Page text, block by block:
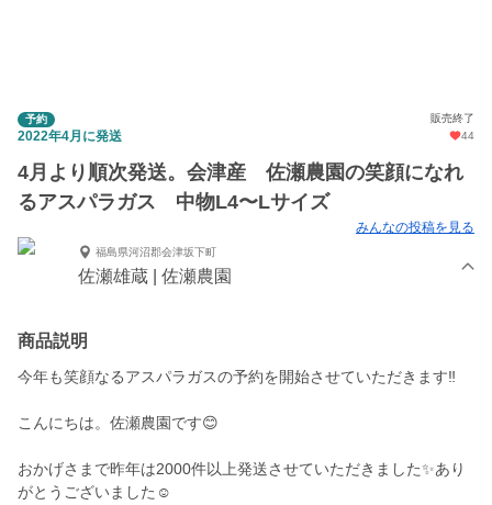
予約 販売終了
2022年4月に発送 44
4月より順次発送。会津産 佐瀬農園の笑顔になれ
るアスパラガス 中物L4〜Lサイズ
みんなの投稿を見る
福島県河沼郡会津坂下町
佐瀬雄蔵 | 佐瀬農園
商品説明
今年も笑顔なるアスパラガスの予約を開始させていただきます‼️
こんにちは。佐瀬農園です😊
おかげさまで昨年は2000件以上発送させていただきました✨あり
がとうございました☺️